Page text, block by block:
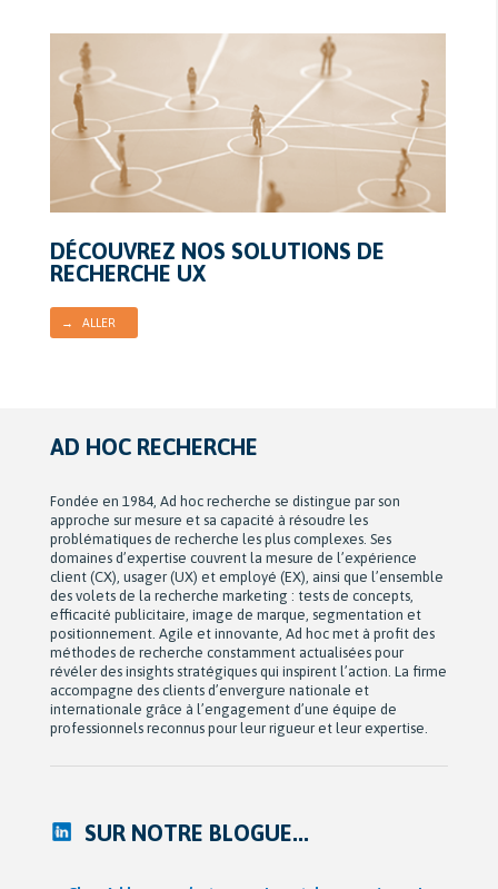
DÉCOUVREZ NOS SOLUTIONS DE
RECHERCHE UX
→ ALLER
AD HOC RECHERCHE
Fondée en 1984, Ad hoc recherche se distingue par son
approche sur mesure et sa capacité à résoudre les
problématiques de recherche les plus complexes. Ses
domaines d’expertise couvrent la mesure de l’expérience
client (CX), usager (UX) et employé (EX), ainsi que l’ensemble
des volets de la recherche marketing : tests de concepts,
efficacité publicitaire, image de marque, segmentation et
positionnement. Agile et innovante, Ad hoc met à profit des
méthodes de recherche constamment actualisées pour
révéler des insights stratégiques qui inspirent l’action. La firme
accompagne des clients d’envergure nationale et
internationale grâce à l’engagement d’une équipe de
professionnels reconnus pour leur rigueur et leur expertise.
SUR NOTRE BLOGUE...